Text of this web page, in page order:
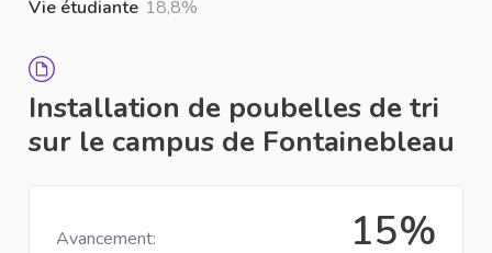
Vie étudiante 18,8%
Installation de poubelles de tri
sur le campus de Fontainebleau
Avancement: 15%